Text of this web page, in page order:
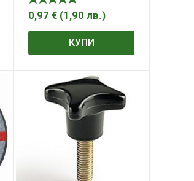
0,97€ (1,90лв.)
КУПИ